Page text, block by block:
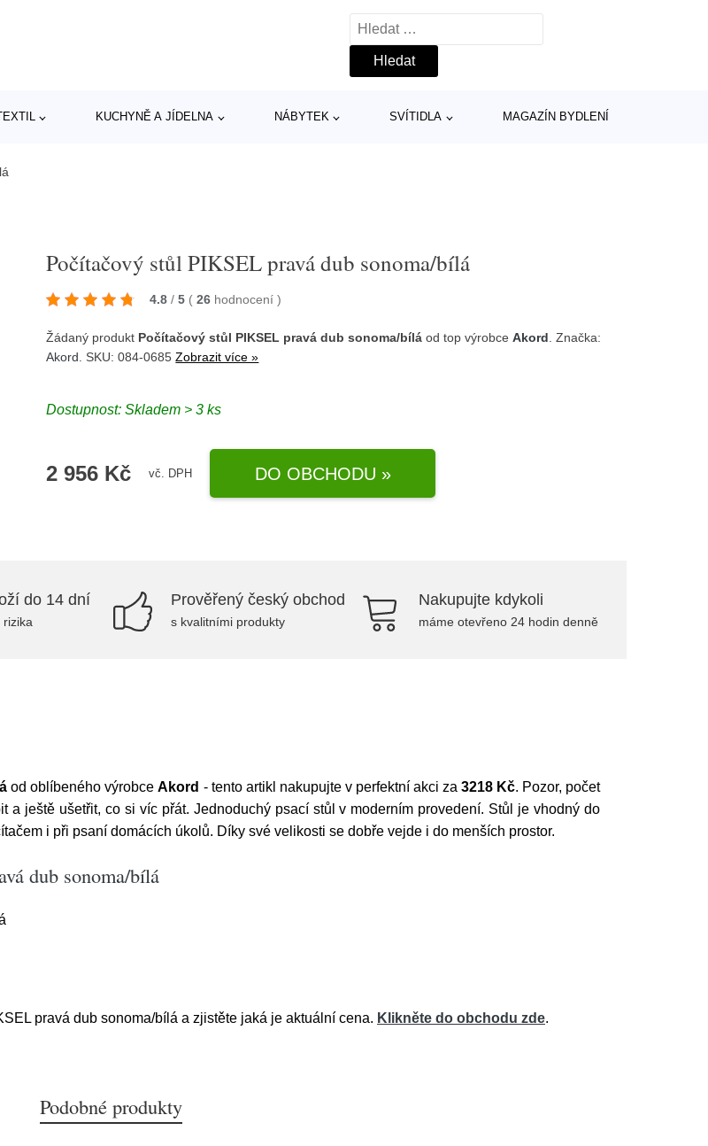
Vyhledávání
KUCHYNĚ A JÍDELNA NÁBYTEK SVÍTIDLA MAGAZÍN BYDLENÍ
Počítačový stůl PIKSEL pravá dub sonoma/bílá
4.8 / 5 ( 26 hodnocení)
Žádaný produkt Počítačový stůl PIKSEL pravá dub sonoma/bílá od top výrobceAkord . Značka:
Akord . SKU: 084-0685Zobrazit více »
Dostupnost:Skladem > 3 ks
2 956 Kč vč. DPH DO OBCHODU »
do 14 dní Prověřený český obchod
s kvalitními produkty
Nakupujte kdykoli
máme otevřeno 24 hodin denně
od oblíbeného výrobceAkord - tento artikl nakupujte v perfektní akci za 3218 Kč. Pozor, počet
a ještě ušetřit, co si víc přát. Jednoduchý psací stůl v moderním provedení. Stůl je vhodný do
i při psaní domácích úkolů. Díky své velikosti se dobře vejde i do menších prostor.
dub sonoma/bílá
pravá dub sonoma/bílá a zjistěte jaká je aktuální cena. Klikněte do obchodu zde.
Podobné produkty